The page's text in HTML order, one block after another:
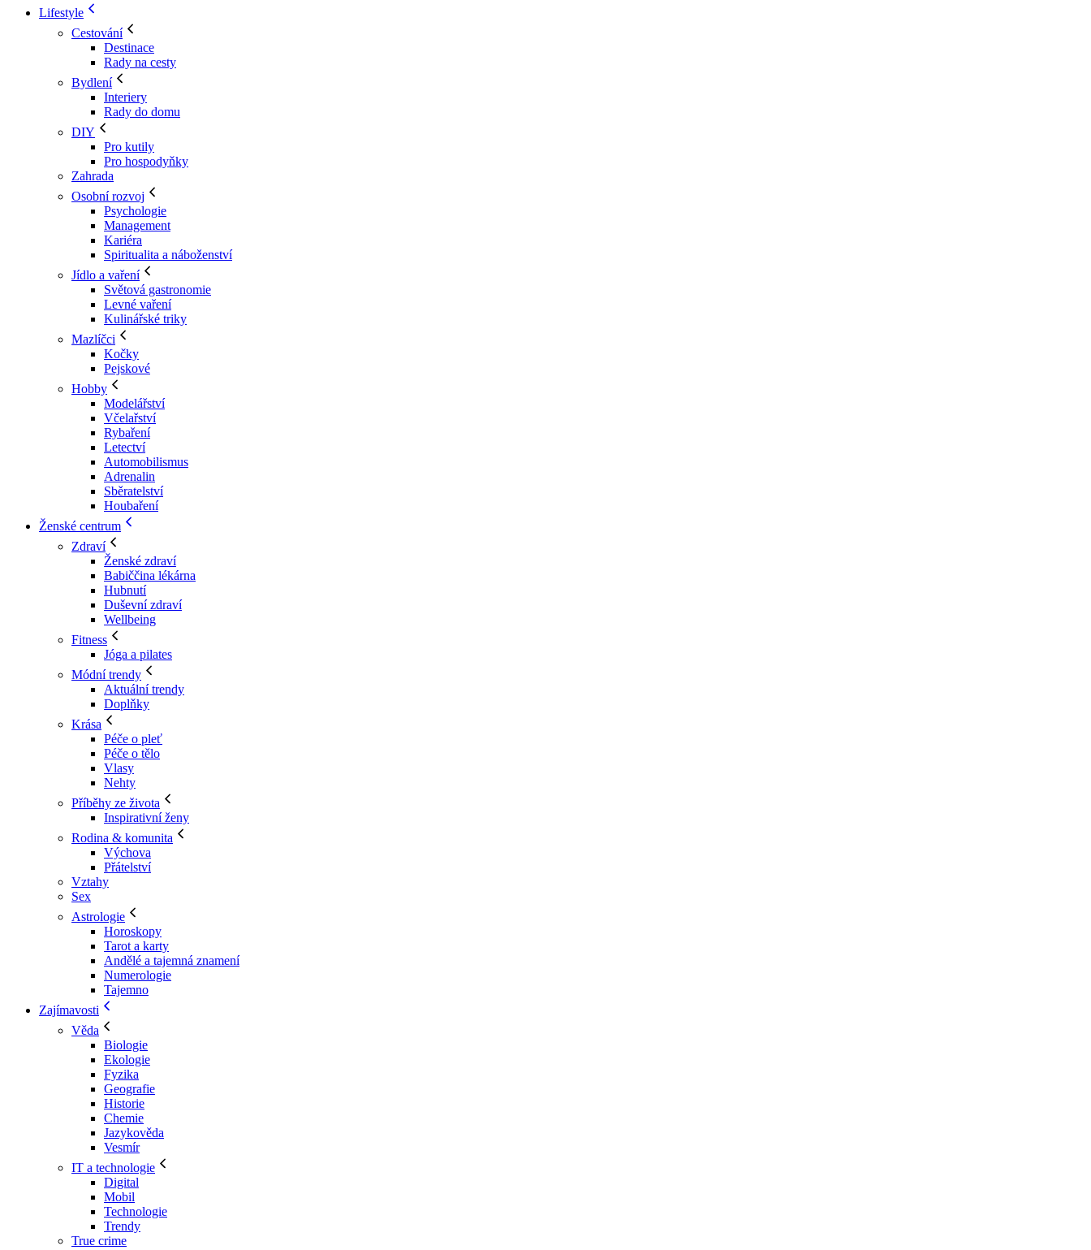
Lifestyle
Cestování
Destinace
Rady na cesty
Bydlení
Interiery
Rady do domu
DIY
Pro kutily
Pro hospodyňky
Zahrada
Osobní rozvoj
Psychologie
Management
Kariéra
Spiritualita a náboženství
Jídlo a vaření
Světová gastronomie
Levné vaření
Kulinářské triky
Mazlíčci
Kočky
Pejskové
Hobby
Modelářství
Včelařství
Rybaření
Letectví
Automobilismus
Adrenalin
Sběratelství
Houbaření
Ženské centrum
Zdraví
Ženské zdraví
Babiččina lékárna
Hubnutí
Duševní zdraví
Wellbeing
Fitness
Jóga a pilates
Módní trendy
Aktuální trendy
Doplňky
Krása
Péče o pleť
Péče o tělo
Vlasy
Nehty
Příběhy ze života
Inspirativní ženy
Rodina & komunita
Výchova
Přátelství
Vztahy
Sex
Astrologie
Horoskopy
Tarot a karty
Andělé a tajemná znamení
Numerologie
Tajemno
Zajímavosti
Věda
Biologie
Ekologie
Fyzika
Geografie
Historie
Chemie
Jazykověda
Vesmír
IT a technologie
Digital
Mobil
Technologie
Trendy
True crime